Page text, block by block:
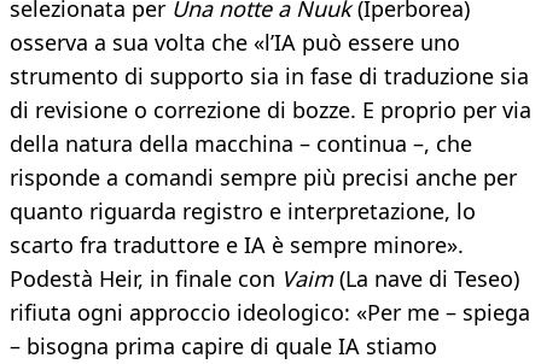
selezionata per Una notte a Nuuk(Iperborea)
osserva a sua volta che «l’IA può essere uno
strumento di supporto sia in fase di traduzione sia
di revisione o correzione di bozze. E proprio per via
della natura della macchina – continua –, che
risponde a comandi sempre più precisi anche per
quanto riguarda registro e interpretazione, lo
scarto fra traduttore e IA è sempre minore».
Podestà Heir, in finale con Vaim(La nave di Teseo)
rifiuta ogni approccio ideologico: «Per me – spiega
– bisogna prima capire di quale IA stiamo